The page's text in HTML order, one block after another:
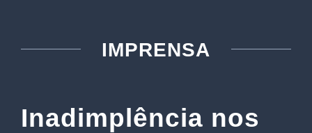
IMPRENSA
Inadimplência nos